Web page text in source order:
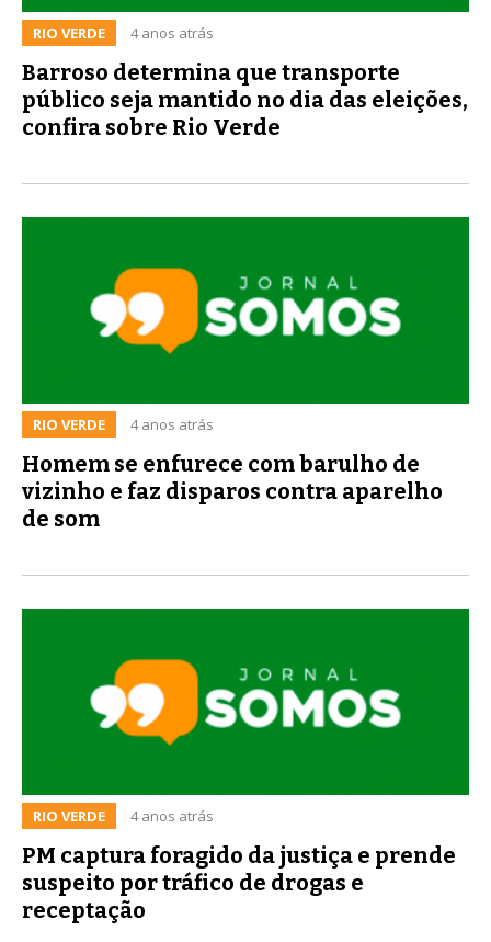
RIO VERDE 4 anos atrás
Barroso determina que transporte
público seja mantido no dia das eleições,
confira sobre Rio Verde
RIO VERDE 4 anos atrás
Homem se enfurece com barulho de
vizinho e faz disparos contra aparelho
de som
RIO VERDE 4 anos atrás
PM captura foragido da justiça e prende
suspeito por tráfico de drogas e
receptação